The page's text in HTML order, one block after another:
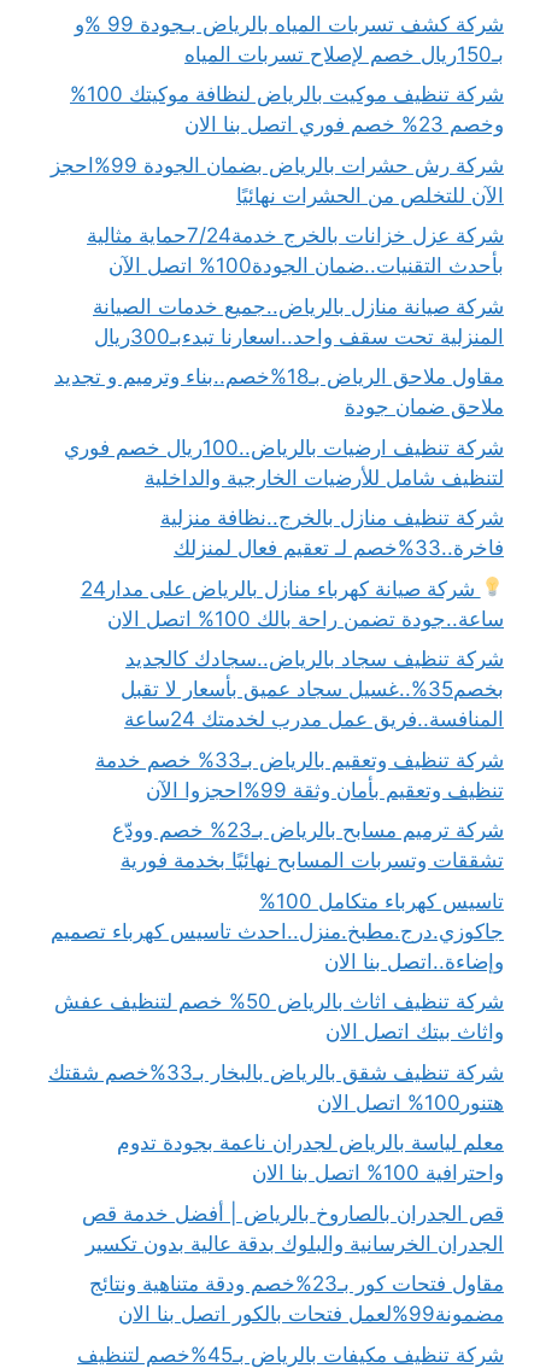
شركة كشف تسربات المياه بالرياض بـجودة 99 %و
بـ150ريال خصم لإصلاح تسربات المياه
شركة تنظيف موكيت بالرياض لنظافة موكيتك 100%
وخصم 23% خصم فوري اتصل بنا الان
شركة رش حشرات بالرياض بضمان الجودة 99%احجز
الآن للتخلص من الحشرات نهائيًا
شركة عزل خزانات بالخرج خدمة7/24حماية مثالية
بأحدث التقنيات..ضمان الجودة100% اتصل الآن
شركة صيانة منازل بالرياض..جميع خدمات الصيانة
المنزلية تحت سقف واحد..اسعارنا تبدءبـ300ريال
مقاول ملاحق الرياض بـ18%خصم..بناء وترميم و تجديد
ملاحق ضمان جودة
شركة تنظيف ارضيات بالرياض..100ريال خصم فوري
لتنظيف شامل للأرضيات الخارجية والداخلية
شركة تنظيف منازل بالخرج..نظافة منزلية
فاخرة..33%خصم لـ تعقيم فعال لمنزلك
شركة صيانة كهرباء منازل بالرياض على مدار24
ساعة..جودة تضمن راحة بالك 100% اتصل الان
شركة تنظيف سجاد بالرياض..سجادك كالجديد
بخصم35%..غسيل سجاد عميق بأسعار لا تقبل
المنافسة..فريق عمل مدرب لخدمتك 24ساعة
شركة تنظيف وتعقيم بالرياض بـ33% خصم خدمة
تنظيف وتعقيم بأمان وثقة 99%احجزوا الآن
شركة ترميم مسابح بالرياض بـ23% خصم وودّع
تشققات وتسربات المسابح نهائيًا بخدمة فورية
تاسيس كهرباء متكامل 100%
جاكوزي.درج.مطبخ.منزل..احدث تاسيس كهرباء تصميم
وإضاءة..اتصل بنا الان
شركة تنظيف اثاث بالرياض 50% خصم لتنظيف عفش
واثاث بيتك اتصل الان
شركة تنظيف شقق بالرياض بالبخار بـ33%خصم شقتك
هتنور100% اتصل الان
معلم لياسة بالرياض لجدران ناعمة بجودة تدوم
واحترافية 100% اتصل بنا الان
قص الجدران بالصاروخ بالرياض | أفضل خدمة قص
الجدران الخرسانية والبلوك بدقة عالية بدون تكسير
مقاول فتحات كور بـ23%خصم ودقة متناهية ونتائج
مضمونة99%لعمل فتحات بالكور اتصل بنا الان
شركة تنظيف مكيفات بالرياض بـ45%خصم لتنظيف